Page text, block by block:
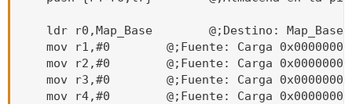
    ldr r0,Map_Base        @;Destino: Map_Base
mov r1,#0        @;Fuente: Carga
mov r2,#0        @;Fuente: Carga
mov r3,#0        @;Fuente: Carga
mov r4,#0        @;Fuente: Carga